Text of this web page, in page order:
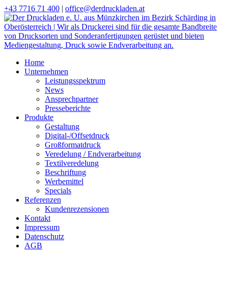
+43 7716 71 400 | office@derdruckladen.at
Home
Unternehmen
Leistungsspektrum
News
Ansprechpartner
Presseberichte
Produkte
Gestaltung
Digital-/Offsetdruck
Großformatdruck
Veredelung / Endverarbeitung
Textilveredelung
Beschriftung
Werbemittel
Specials
Referenzen
Kundenrezensionen
Kontakt
Impressum
Datenschutz
AGB